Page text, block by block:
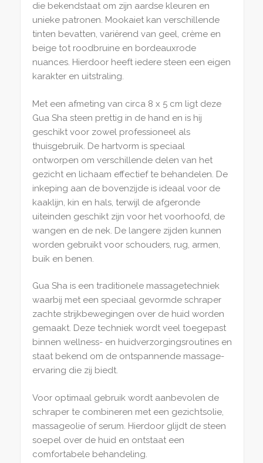
die bekendstaat om zijn aardse kleuren en
unieke patronen. Mookaiet kan verschillende
tinten bevatten, variërend van geel, crème en
beige tot roodbruine en bordeauxrode
nuances. Hierdoor heeft iedere steen een eigen
karakter en uitstraling.
Met een afmeting van circa 8 x 5 cm ligt deze
Gua Sha steen prettig in de hand en is hij
geschikt voor zowel professioneel als
thuisgebruik. De hartvorm is speciaal
ontworpen om verschillende delen van het
gezicht en lichaam effectief te behandelen. De
inkeping aan de bovenzijde is ideaal voor de
kaaklijn, kin en hals, terwijl de afgeronde
uiteinden geschikt zijn voor het voorhoofd, de
wangen en de nek. De langere zijden kunnen
worden gebruikt voor schouders, rug, armen,
buik en benen.
Gua Sha is een traditionele massagetechniek
waarbij met een speciaal gevormde schraper
zachte strijkbewegingen over de huid worden
gemaakt. Deze techniek wordt veel toegepast
binnen wellness- en huidverzorgingsroutines en
staat bekend om de ontspannende massage-
ervaring die zij biedt.
Voor optimaal gebruik wordt aanbevolen de
schraper te combineren met een gezichtsolie,
massageolie of serum. Hierdoor glijdt de steen
soepel over de huid en ontstaat een
comfortabele behandeling.